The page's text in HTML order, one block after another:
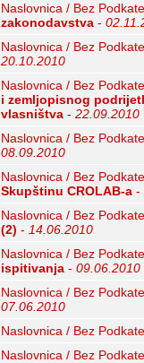
Naslovnica / Bez
zakonodavstva -
Naslovnica / Bez
20.10.2010
Naslovnica / Bez
i zemljopisnog
vlasništva - 22.09.2010
Naslovnica / Bez
08.09.2010
Naslovnica / Bez
Skupštinu CROLAB-a -
Naslovnica / Bez
(2) - 14.06.2010
Naslovnica / Bez
ispitivanja - 09.06.2010
Naslovnica / Bez
07.06.2010
Naslovnica / Bez
Naslovnica / Bez